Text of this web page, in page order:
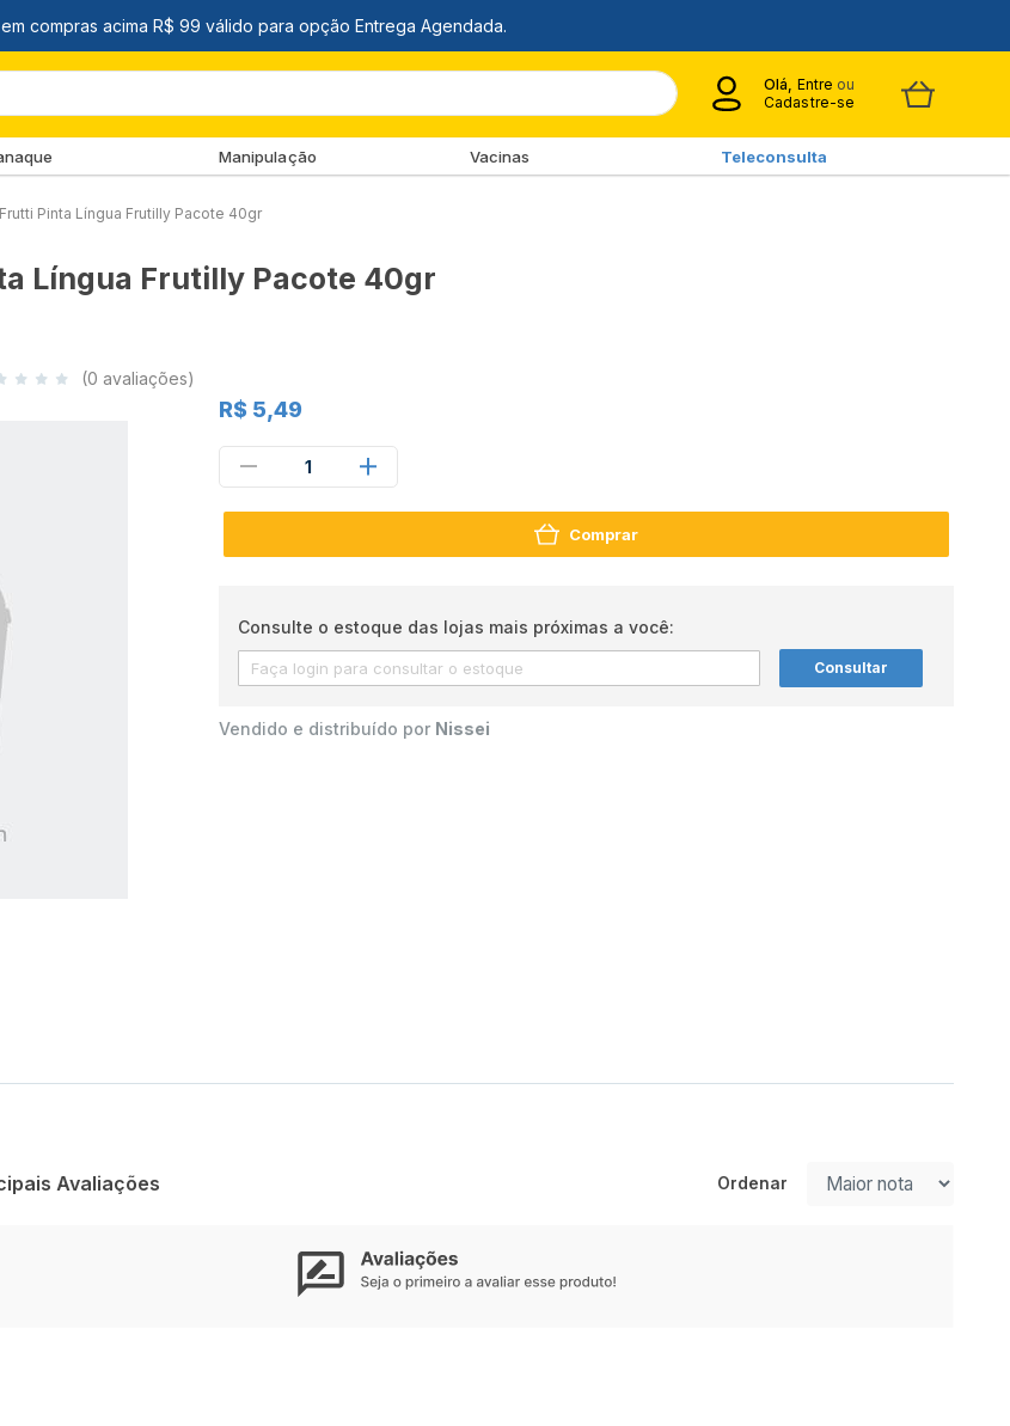
Olá, Entre ou
Cadastre-se
Manipulação Vacinas Teleconsulta
Pinta Língua Frutilly Pacote 40gr
Língua Frutilly Pacote 40gr
(0 avaliações)
R$ 5,49
1
Comprar
Consulte o estoque das lojas mais próximas a você:
Consultar
Vendido e distribuído por Nissei
Avaliações Ordenar